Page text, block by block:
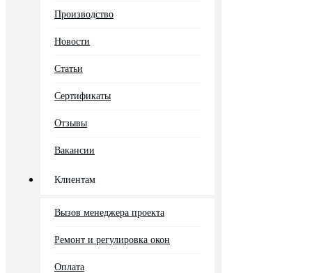
Производство
Новости
Статьи
Сертификаты
Отзывы
Вакансии
Клиентам
Вызов менеджера проекта
Ремонт и регулировка окон
Оплата